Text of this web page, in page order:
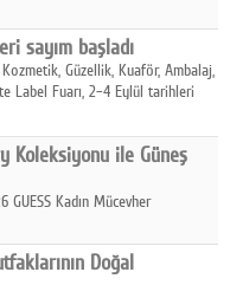
sayım başladı
Güzellik, Kuaför, Ambalaj,
Label Fuarı, 2–4 Eylül tarihleri
Koleksiyonu ile Güneş
GUESS Kadın Mücevher
Doğal